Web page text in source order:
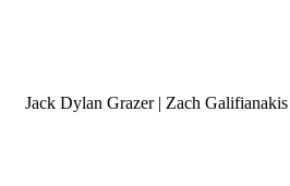
Jack Dylan Grazer | Zach